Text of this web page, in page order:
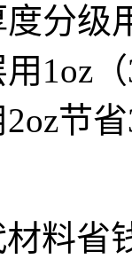
分级
1oz
2oz节
料省